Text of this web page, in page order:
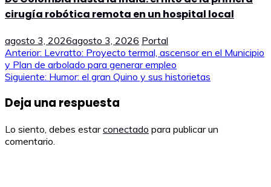
cirugía robótica remota en un hospital local
agosto 3, 2026agosto 3, 2026 Portal
Navegación
de
entradas
Anterior: Levratto: Proyecto termal, ascensor en el Municipio
y Plan de arbolado para generar empleo
Siguiente: Humor: el gran Quino y sus historietas
Deja una respuesta
Lo siento, debes estarconectado para publicar un
comentario.